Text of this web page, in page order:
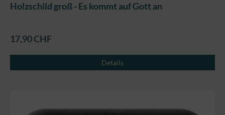
Holzschild groß - Es kommt auf Gott an
17,90 CHF
Details